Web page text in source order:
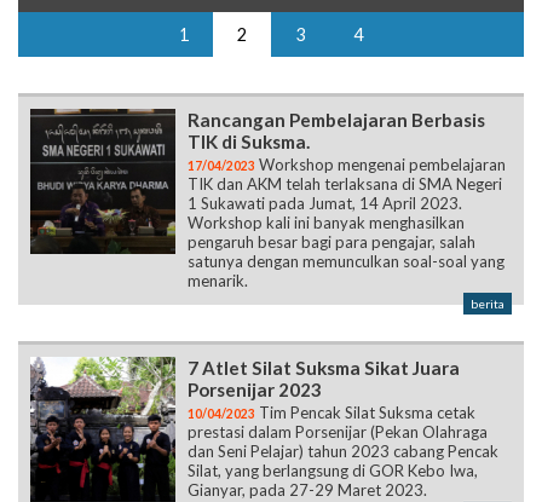
1 2 3 4
Rancangan Pembelajaran Berbasis
TIK di Suksma.
17/04/2023 Workshop mengenai pembelajaran
TIK dan AKM telah terlaksana di SMA Negeri
1 Sukawati pada Jumat, 14 April 2023.
Workshop kali ini banyak menghasilkan
pengaruh besar bagi para pengajar, salah
satunya dengan memunculkan soal-soal yang
menarik.
berita
7 Atlet Silat Suksma Sikat Juara
Porsenijar 2023
10/04/2023 Tim Pencak Silat Suksma cetak
prestasi dalam Porsenijar (Pekan Olahraga
dan Seni Pelajar) tahun 2023 cabang Pencak
Silat, yang berlangsung di GOR Kebo Iwa,
Gianyar, pada 27-29 Maret 2023.